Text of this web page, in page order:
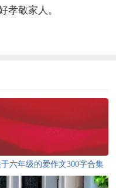
孝敬家人。
于六年级的爱作文300字合集
八篇